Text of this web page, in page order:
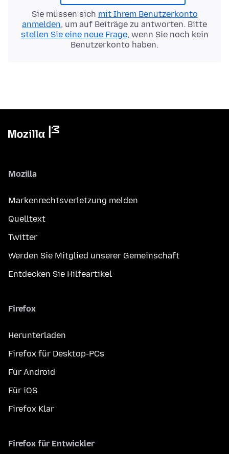
Sie müssen sich mit Ihrem Benutzerkonto
anmelden, um auf Beiträge zu antworten. Bitte
stellen Sie eine neue Frage, wenn Sie noch kein
Benutzerkonto haben.
Mozilla
Markenrechtsverletzung melden
Quelltext
Twitter
Werden Sie Mitglied unserer Gemeinschaft
Entdecken Sie Hilfeartikel
Firefox
Herunterladen
Firefox für Desktop-PCs
Für Android
Für iOS
Firefox Klar
Firefox für Entwickler